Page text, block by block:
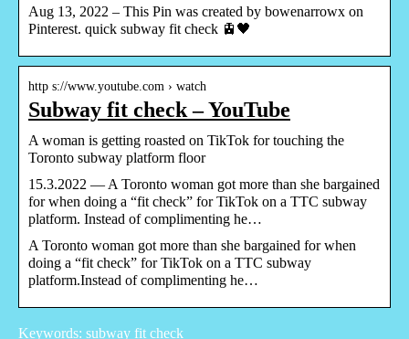
Aug 13, 2022 – This Pin was created by bowenarrowx on
Pinterest. quick subway fit check 🚊🖤
http s://www.youtube.com › watch
Subway fit check – YouTube
A woman is getting roasted on TikTok for touching the
Toronto subway platform floor
15.3.2022 — A Toronto woman got more than she bargained
for when doing a “fit check” for TikTok on a TTC subway
platform. Instead of complimenting he…
A Toronto woman got more than she bargained for when
doing a “fit check” for TikTok on a TTC subway
platform.Instead of complimenting he…
Keywords: subway fit check